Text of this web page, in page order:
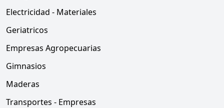
Electricidad - Materiales
Geriatricos
Empresas Agropecuarias
Gimnasios
Maderas
Transportes - Empresas